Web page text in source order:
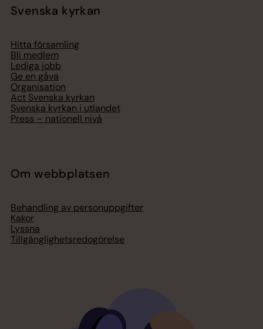
Svenska kyrkan
Hitta församling
Bli medlem
Lediga jobb
Ge en gåva
Organisation
Act Svenska kyrkan
Svenska kyrkan i utlandet
Press – nationell nivå
Om webbplatsen
Behandling av personuppgifter
Kakor
Lyssna
Tillgänglighetsredogörelse